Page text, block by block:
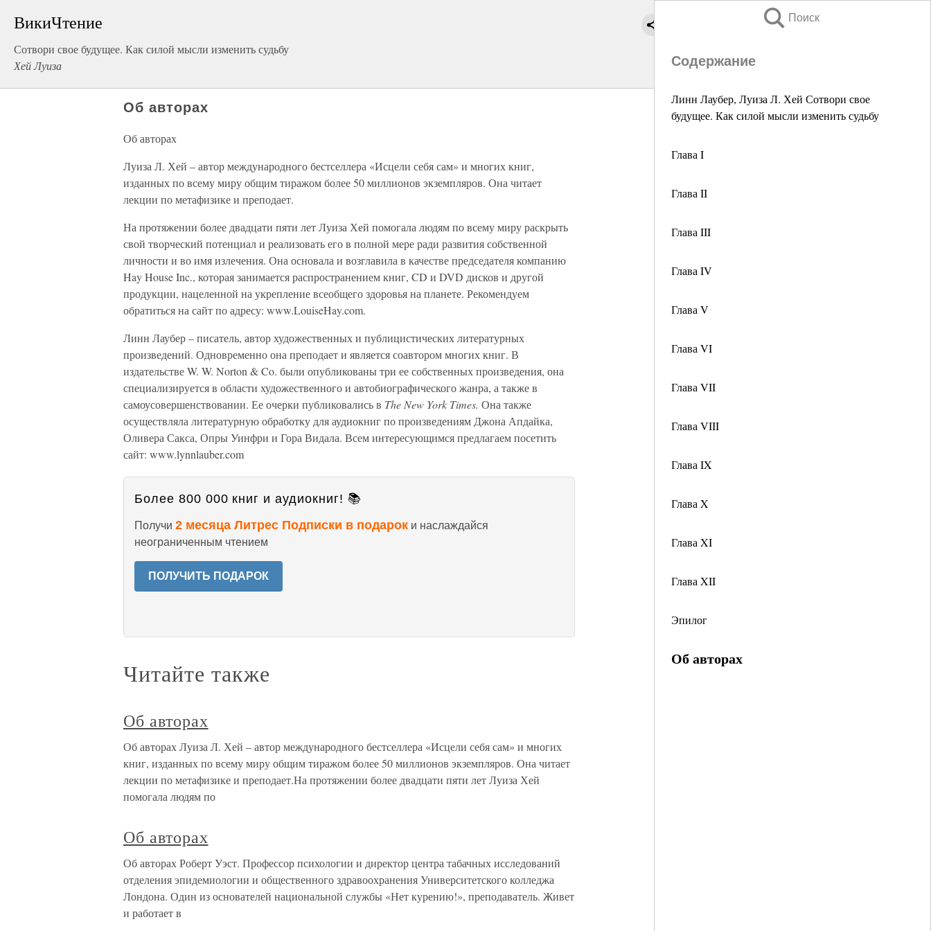
ВикиЧтение
Сотвори свое будущее. Как силой мысли изменить судьбу
Хей Луиза
Поиск
Содержание
Линн Лаубер, Луиза Л. Хей Сотвори свое
будущее. Как силой мысли изменить судьбу
Глава I
Глава II
Глава III
Глава IV
Глава V
Глава VI
Глава VII
Глава VIII
Глава IX
Глава X
Глава XI
Глава XII
Эпилог
Об авторах
Об авторах
Об авторах
Луиза Л. Хей – автор международного бестселлера «Исцели себя сам» и многих книг,
изданных по всему миру общим тиражом более 50 миллионов экземпляров. Она читает
лекции по метафизике и преподает.
На протяжении более двадцати пяти лет Луиза Хей помогала людям по всему миру раскрыть
свой творческий потенциал и реализовать его в полной мере ради развития собственной
личности и во имя излечения. Она основала и возглавила в качестве председателя компанию
Hay House Inc., которая занимается распространением книг, CD и DVD дисков и другой
продукции, нацеленной на укрепление всеобщего здоровья на планете. Рекомендуем
обратиться на сайт по адресу: www.LouiseHay.com.
Линн Лаубер – писатель, автор художественных и публицистических литературных
произведений. Одновременно она преподает и является соавтором многих книг. В
издательстве W. W. Norton & Co. были опубликованы три ее собственных произведения, она
специализируется в области художественного и автобиографического жанра, а также в
самоусовершенствовании. Ее очерки публиковались в The New York Times. Она также
осуществляла литературную обработку для аудиокниг по произведениям Джона Апдайка,
Оливера Сакса, Опры Уинфри и Гора Видала. Всем интересующимся предлагаем посетить
сайт: www.lynnlauber.com
Более 800 000 книг и аудиокниг! 📚
Получи 2 месяца Литрес Подписки в подарок и наслаждайся
неограниченным чтением
ПОЛУЧИТЬ ПОДАРОК
Читайте также
Об авторах
Об авторах Луиза Л. Хей – автор международного бестселлера «Исцели себя сам» и многих
книг, изданных по всему миру общим тиражом более 50 миллионов экземпляров. Она читает
лекции по метафизике и преподает.На протяжении более двадцати пяти лет Луиза Хей
помогала людям по
Об авторах
Об авторах Роберт Уэст. Профессор психологии и директор центра табачных исследований
отделения эпидемиологии и общественного здравоохранения Университетского колледжа
Лондона. Один из основателей национальной службы «Нет курению!», преподаватель. Живет
и работает в